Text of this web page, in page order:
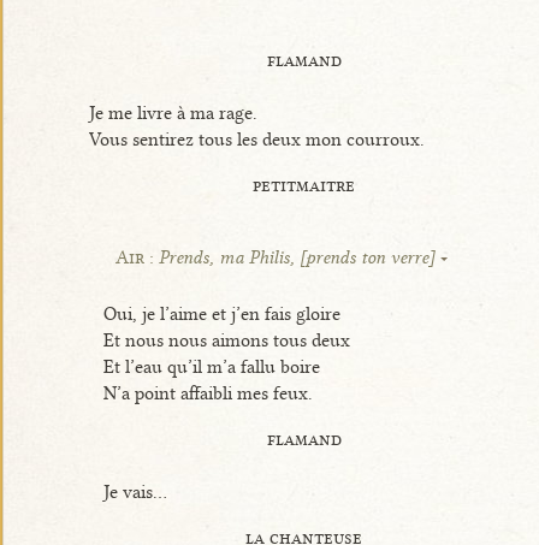
flamand
Je me livre à ma rage.
Vous sentirez tous les deux mon courroux.
petitmaitre
Air : Prends, ma Philis, [prends ton verre]
Oui, je l’aime et j’en fais gloire
Et nous nous aimons tous deux
Et l’eau qu’il m’a fallu boire
N’a point affaibli mes feux.
flamand
Je vais...
la chanteuse